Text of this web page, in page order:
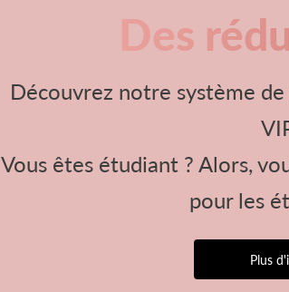
Des
Découvrez notre système
Vous êtes étudiant ? Alors,
pour les
Plus